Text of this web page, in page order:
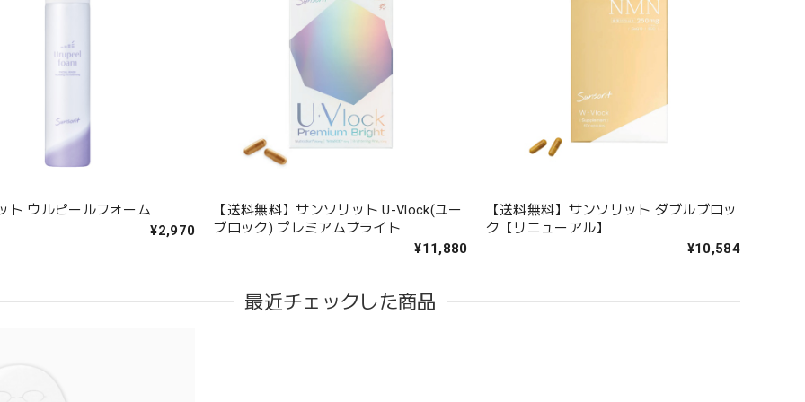
ト ウルピールフォーム
¥2,970
【送料無料】サンソリット U-Vlock(ユー
ブロック) プレミアムブライト
¥11,880
【送料無料】サンソリット ダブルブロッ
ク【リニューアル】
¥10,584
最近チェックした商品